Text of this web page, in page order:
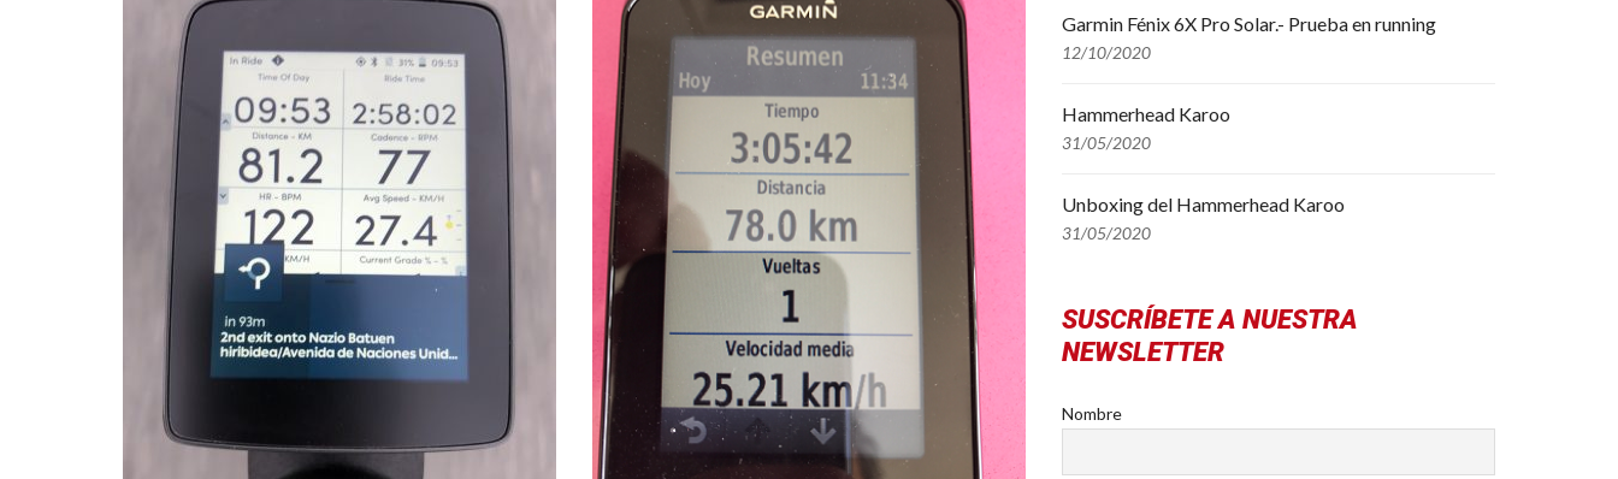
Garmin Fénix 6X Pro Solar.- Prueba en running
12/10/2020
Hammerhead Karoo
31/05/2020
Unboxing del Hammerhead Karoo
31/05/2020
SUSCRÍBETE A NUESTRA
NEWSLETTER
Nombre